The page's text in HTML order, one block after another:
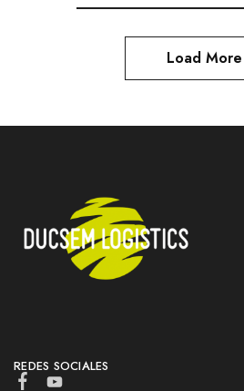
Load More
REDES SOCIALES